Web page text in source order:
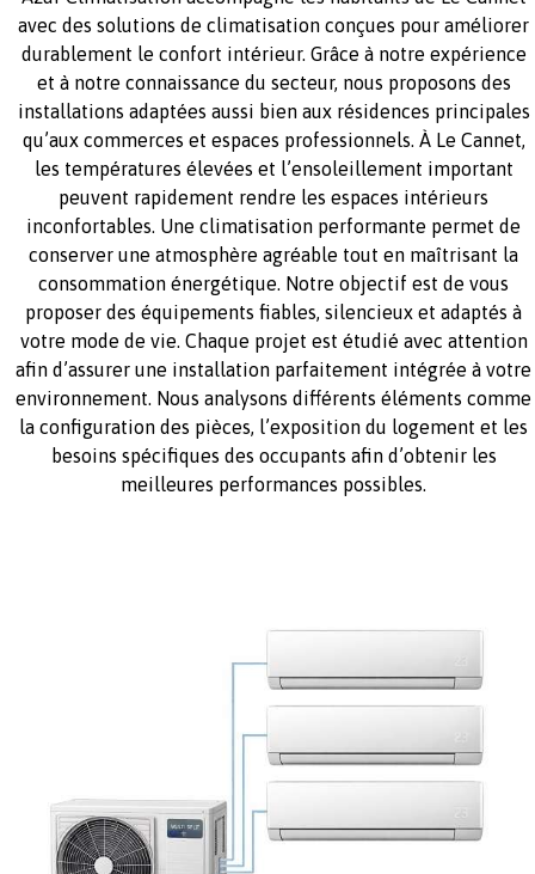
avec des solutions de climatisation conçues pour améliorer
durablement le confort intérieur. Grâce à notre expérience
et à notre connaissance du secteur, nous proposons des
installations adaptées aussi bien aux résidences principales
qu’aux commerces et espaces professionnels. À Le Cannet,
les températures élevées et l’ensoleillement important
peuvent rapidement rendre les espaces intérieurs
inconfortables. Une climatisation performante permet de
conserver une atmosphère agréable tout en maîtrisant la
consommation énergétique. Notre objectif est de vous
proposer des équipements fiables, silencieux et adaptés à
votre mode de vie. Chaque projet est étudié avec attention
afin d’assurer une installation parfaitement intégrée à votre
environnement. Nous analysons différents éléments comme
la configuration des pièces, l’exposition du logement et les
besoins spécifiques des occupants afin d’obtenir les
meilleures performances possibles.